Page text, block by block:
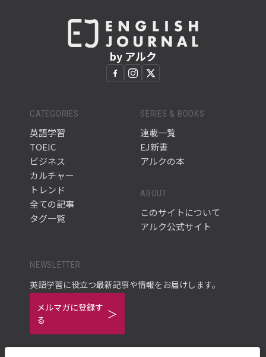
by アルク
CATEGORIES
英語学習
TOEIC
ビジネス
カルチャー
トレンド
全ての記事
タグ一覧
SERIES & BOOKS
連載一覧
EJ新書
アルクの本
ABOUT
このサイトについて
アルク公式サイト
NEWSLETTER
英語学習に役立つ最新記事や情報をお届けします。
メルマガに登録す
る